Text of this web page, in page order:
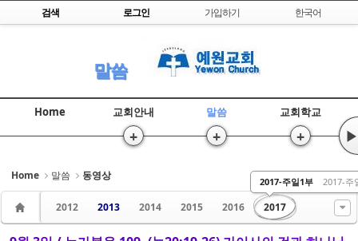
Skip to content
검색 로그인 가입하기 한국어
말씀
Home 교회안내
+
말씀
+
교회학교
+ ▶
Home 말씀 동영상
2012 2013 2014 2015 2016 2017
2017-주일1부 2017-주
Sketchbook5, 스케치북5
Sketchbook5, 스케치북5